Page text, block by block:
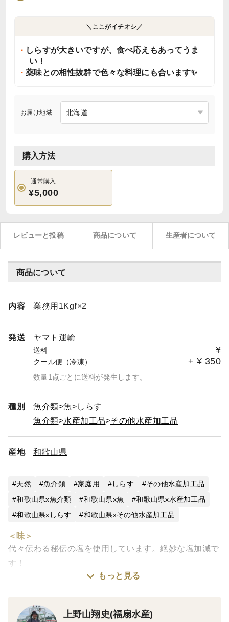
＼ここがイチオシ／
しらすが大きいですが、食べ応えもあってうま
い！
薬味との相性抜群で色々な料理にも合います✨
お届け地域
購入方法
通常購入
¥5,000
レビューと投稿 商品について 生産者について
商品について
内容 業務用1Kg❗×2
発送 ヤマト運輸
送料 ¥
クール便（冷凍） + ¥ 350
数量1点ごとに送料が発生します。
種別 魚介類 魚
しらす
魚介類
水産加工品 その他水産加工品
産地 和歌山県
天然 魚介類 家庭用 しらす
その他水産加工品
和歌山県x魚介類
和歌山県x魚
和歌山県x水産加工品
和歌山県xしらす
和歌山県xその他水産加工品
＜味＞
代々伝わる秘伝の塩を使用しています。絶妙な塩加減で
す！
時間でふわふわぷりぷり！に仕上げています。
もっと見る
上野山翔史(福扇水産)